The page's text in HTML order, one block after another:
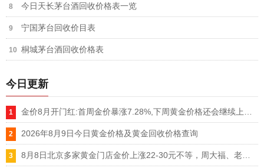
今日天长茅台酒回收价格表一览
宁国茅台回收价目表
桐城茅台酒回收价格表
今日更新
2026年8月9日今日黄金价格及黄金回收价格查询